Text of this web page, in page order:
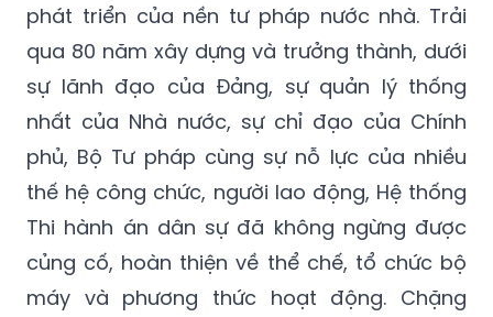
phát triển của nền tư pháp nước nhà. Trải
qua 80 năm xây dựng và trưởng thành, dưới
sự lãnh đạo của Đảng, sự quản lý thống
nhất của Nhà nước, sự chỉ đạo của Chính
phủ, Bộ Tư pháp cùng sự nỗ lực của nhiều
thế hệ công chức, người lao động, Hệ thống
Thi hành án dân sự đã không ngừng được
củng cố, hoàn thiện về thể chế, tổ chức bộ
máy và phương thức hoạt động. Chặng